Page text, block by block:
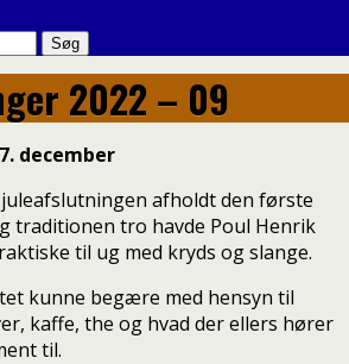
2022 – 09
december
afholdt den første
traditionen tro havde Poul Henrik
til ug med kryds og slange.
kunne begære med hensyn til
kaffe, the og hvad der ellers hører
til.